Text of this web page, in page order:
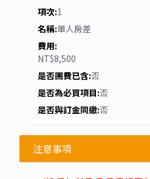
當地四星(2017年開業)天
2017年開業，位於國家5A級
建築氣勢不凡，是天台縣的
宗佛道文化與旅遊度假的別
等古蹟，並能遠眺山景，提
休閒設施，致力於為旅客帶